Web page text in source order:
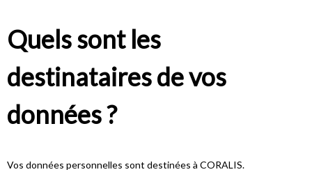
Quels sont les
destinataires de vos
données ?
Vos données personnelles sont destinées à CORALIS.